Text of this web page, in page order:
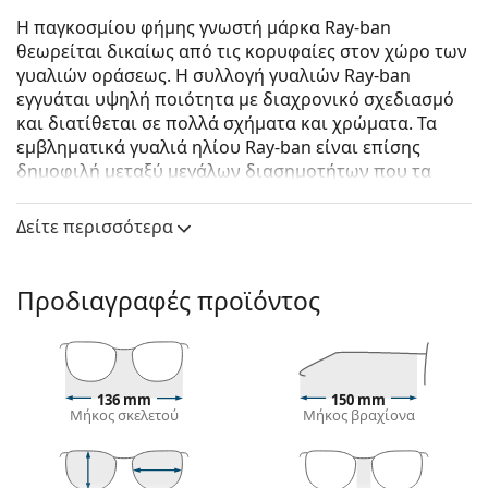
Η παγκοσμίου φήμης γνωστή μάρκα Ray-ban
θεωρείται δικαίως από τις κορυφαίες στον χώρο των
γυαλιών οράσεως. Η συλλογή γυαλιών Ray-ban
εγγυάται υψηλή ποιότητα με διαχρονικό σχεδιασμό
και διατίθεται σε πολλά σχήματα και χρώματα. Τα
εμβληματικά γυαλιά ηλίου Ray-ban είναι επίσης
δημοφιλή μεταξύ μεγάλων διασημοτήτων που τα
Ray-Ban Wayfarer RB4340 710 50
Δείτε πώς φαίνονται πάνω σας αυτά τα γυαλιά ηλίου
με τη λειτουργία του Εικονικού καθρέφτη του
Lentiamo.
Σκελετός γυαλιών ηλίου
Το καφέ χρώμα του σκελετού ταιριάζει απόλυτα με
μαύρα ή σκούρα ξανθά μαλλιά.
Οι τετράγωνοι σκελετοί γυαλιών ηλίου είναι
Δείτε περισσότερα
Προδιαγραφές προϊόντος
136 mm
Μήκος σκελετού
150 mm
Μήκος βραχίονα